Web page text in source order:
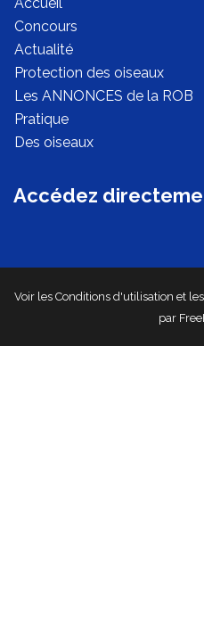
Concours
Actualité
Protection des oiseaux
Les ANNONCES de la ROB
Pratique
Des oiseaux
Accédez
Voir les Conditions d'utilisation et
par